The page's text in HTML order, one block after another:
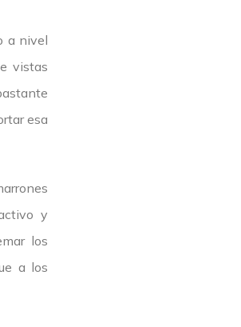
a nivel
vistas
esa
y
los
a los